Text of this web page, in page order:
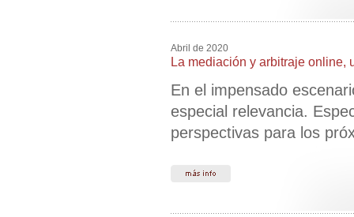
Abril de 2020
La mediación y arbitraje online,
En el impensado
especial relevancia.
perspectivas para los